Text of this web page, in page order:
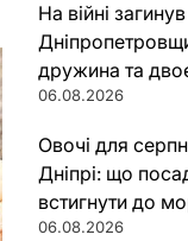
На війні
дружина та
06.08.2026
Овочі для
Дніпрі: що
встигнути до
06.08.2026